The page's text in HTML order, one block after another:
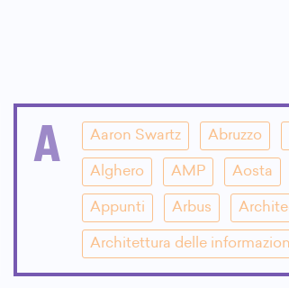
A Aaron Swartz Abruzzo
Alghero AMP Aosta
Appunti Arbus
Architettura delle